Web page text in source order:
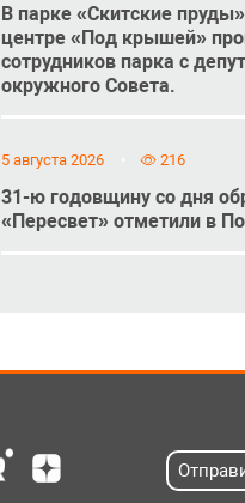
В парке «Скитские
центре «Под крышей»
сотрудников парка с
окружного Совета.
5 августа 2026 216
31-ю годовщину со дня
«Пересвет» отметили в